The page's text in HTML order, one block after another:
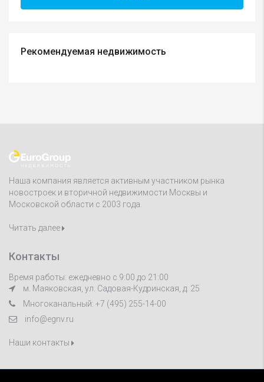
Рекомендуемая недвижимость
Наша компания является активным участником рынка
новостроек и вторичной недвижимости Москвы и
Московской области с 2003 года.
Читать далее
Контакты
Время работы: ежедневно с 9:00 до 21:00
м. Маяковская, ул. Садовая-Кудринская, д. 25
Многоканальный: +7 (495) 255-14-00
info@egnv.ru
Наши контакты